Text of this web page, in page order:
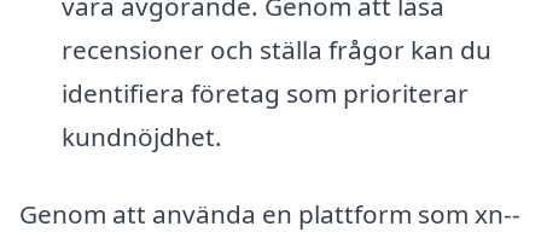
recensioner och ställa frågor kan du
identifiera företag som prioriterar
kundnöjdhet.
Genom att använda en plattform som xn--